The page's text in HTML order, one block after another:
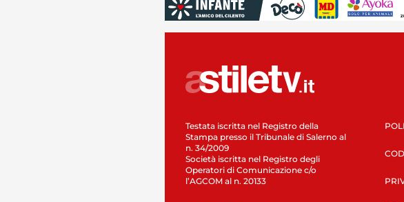
Testata iscritta nel Registro della
Stampa presso il Tribunale di Salerno al
n. 34/2009
Società iscritta nel Registro degli
Operatori di Comunicazione c/o
l’AGCOM al n. 20133